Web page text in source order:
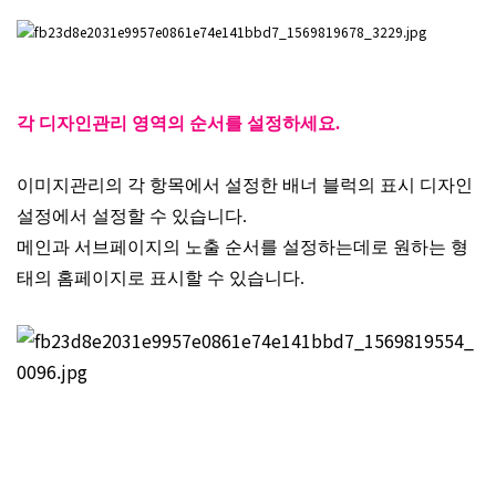
각 디자인관리 영역의 순서를 설정하세요.
이미지관리의 각 항목에서 설정한 배너 블럭의 표시 디자인
설정에서 설정할 수 있습니다.
메인과 서브페이지의 노출 순서를 설정하는데로 원하는 형
태의 홈페이지로 표시할 수 있습니다.